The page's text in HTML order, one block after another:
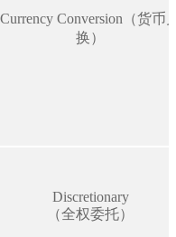
Currency Conversion（货币
换）
Discretionary
（全权委托）